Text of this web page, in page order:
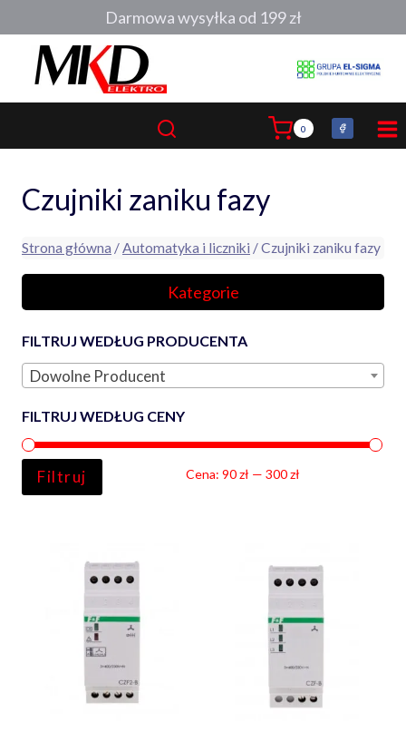
do
0
Czujniki zaniku fazy
Strona główna /Automatyka i liczniki / Czujniki zaniku fazy
Kategorie
FILTRUJ WEDŁUG PRODUCENTA
Dowolne Producent
FILTRUJ WEDŁUG CENY
Filtruj Cena:90 zł —300 zł
Darmowa wysyłka od 199 zł